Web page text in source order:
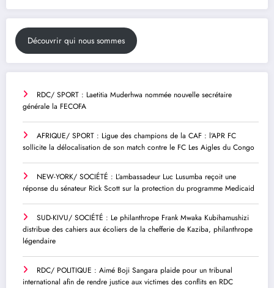
Découvrir qui nous sommes
RDC/ SPORT : Laetitia Muderhwa nommée nouvelle secrétaire
générale la FECOFA
AFRIQUE/ SPORT : Ligue des champions de la CAF : l’APR FC
sollicite la délocalisation de son match contre le FC Les Aigles du Congo
NEW-YORK/ SOCIÉTÉ : L’ambassadeur Luc Lusumba reçoit une
réponse du sénateur Rick Scott sur la protection du programme Medicaid
SUD-KIVU/ SOCIÉTÉ : Le philanthrope Frank Mwaka Kubihamushizi
distribue des cahiers aux écoliers de la chefferie de Kaziba, philanthrope
légendaire
RDC/ POLITIQUE : Aimé Boji Sangara plaide pour un tribunal
international afin de rendre justice aux victimes des conflits en RDC